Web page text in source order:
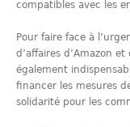
compatibles avec les
Pour faire face à
d’affaires d’Amazon
également
financer les mesures
solidarité pour les